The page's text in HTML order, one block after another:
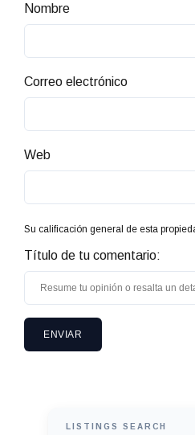
Nombre
Correo electrónico
Web
Su calificación general de esta
Título de tu comentario:
LISTINGS SEARCH